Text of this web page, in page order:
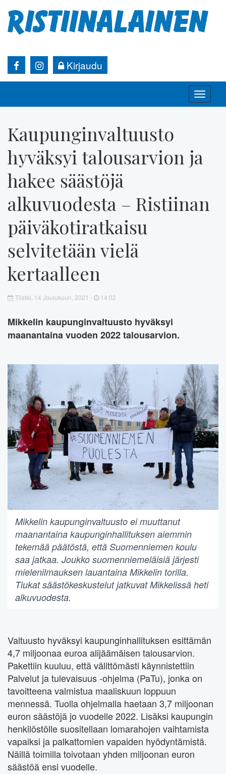
Kirjaudu
Toggle
Kaupunginvaltuusto
hyväksyi talousarvion ja
hakee säästöjä
alkuvuodesta – Ristiinan
päiväkotiratkaisu
selvitetään vielä
kertaalleen
Tiistai, 14 Joulukuun, 2021 - 14:02
Mikkelin kaupunginvaltuusto hyväksyi
maanantaina vuoden 2022 talousarvion.
Mikkelin kaupunginvaltuusto ei muuttanut
maanantaina kaupunginhallituksen aiemmin
tekemää päätöstä, että Suomenniemen koulu
saa jatkaa. Joukko suomenniemeläisiä järjesti
mielenilmauksen lauantaina Mikkelin torilla.
Tiukat säästökeskustelut jatkuvat Mikkelissä heti
alkuvuodesta.
Valtuusto hyväksyi kaupunginhallituksen esittämän
4,7 miljoonaa euroa alijäämäisen talousarvion.
Pakettiin kuuluu, että välittömästi käynnistettiin
Palvelut ja tulevaisuus -ohjelma (PaTu), jonka on
tavoitteena valmistua maaliskuun loppuun
mennessä. Tuolla ohjelmalla haetaan 3,7 miljoonan
euron säästöjä jo vuodelle 2022. Lisäksi kaupungin
henkilöstölle suositellaan lomarahojen vaihtamista
vapaiksi ja palkattomien vapaiden hyödyntämistä.
Näillä toimilla toivotaan yhden miljoonan euron
säästöä ensi vuodelle.